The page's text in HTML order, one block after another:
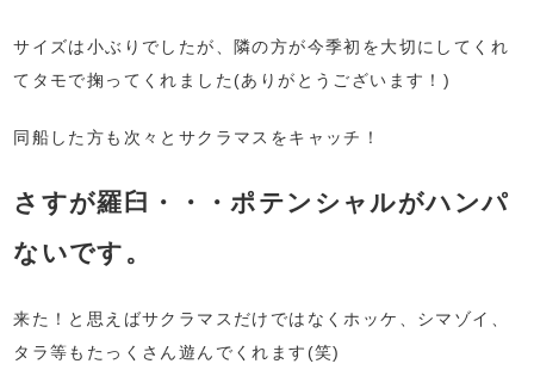
サイズは小ぶりでしたが、隣の方が今季初を大切にしてくれ
てタモで掬ってくれました(ありがとうございます！)
同船した方も次々とサクラマスをキャッチ！
さすが羅臼・・・ポテンシャルがハンパ
ないです。
来た！と思えばサクラマスだけではなくホッケ、シマゾイ、
タラ等もたっくさん遊んでくれます(笑)